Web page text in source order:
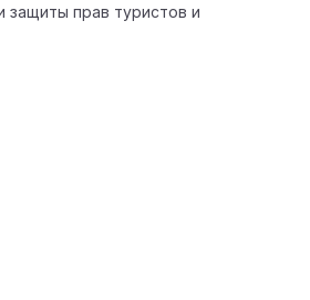
защиты прав туристов и